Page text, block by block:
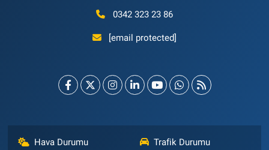
0342 323 23 86
[email protected]
Hava Durumu Trafik Durumu